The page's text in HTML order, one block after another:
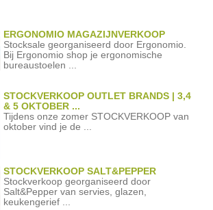
ERGONOMIO MAGAZIJNVERKOOP
Stocksale georganiseerd door Ergonomio.
Bij Ergonomio shop je ergonomische
bureaustoelen ...
STOCKVERKOOP OUTLET BRANDS | 3,4
& 5 OKTOBER ...
Tijdens onze zomer STOCKVERKOOP van
oktober vind je de ...
STOCKVERKOOP SALT&PEPPER
Stockverkoop georganiseerd door
Salt&Pepper van servies, glazen,
keukengerief ...